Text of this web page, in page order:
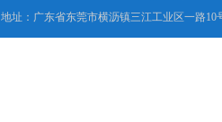
地址：广东省东莞市横沥镇三江工业区一路10